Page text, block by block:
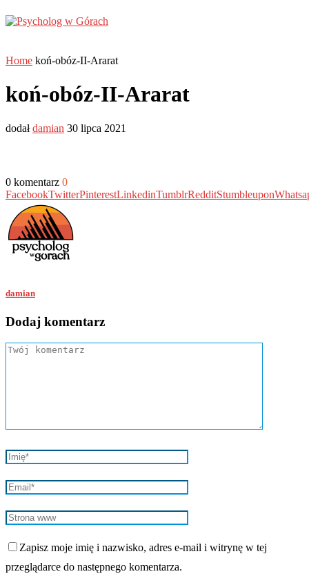
Home koń-obóz-II-Ararat
koń-obóz-II-Ararat
dodałdamian 30 lipca 2021
0 komentarz 0
FacebookTwitterPinterestLinkedinTumblrRedditStumbleupon
damian
Dodaj komentarz
Zapisz moje imię i nazwisko, adres e-mail i witrynę w tej
przeglądarce do następnego komentarza.